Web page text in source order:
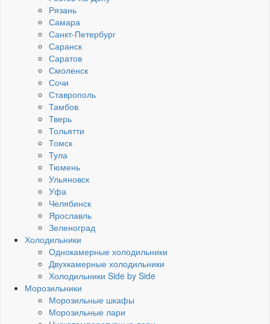
Рязань
Самара
Санкт-Петербург
Саранск
Саратов
Смоленск
Сочи
Ставрополь
Тамбов
Тверь
Тольятти
Томск
Тула
Тюмень
Ульяновск
Уфа
Челябинск
Ярославль
Зеленоград
Холодильники
Однокамерные холодильники
Двухкамерные холодильники
Холодильники Side by Side
Морозильники
Морозильные шкафы
Морозильные лари